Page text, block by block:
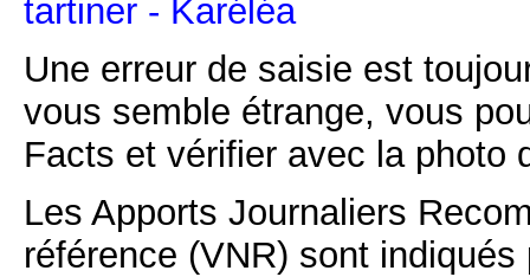
tartiner - Karéléa
Une erreur de saisie est
vous semble étrange, vous
Facts et vérifier avec la photo
Les Apports Journaliers
référence (VNR) sont